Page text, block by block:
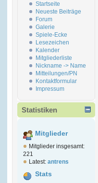
Startseite
Neueste Beiträge
Forum
Galerie
Spiele-Ecke
Lesezeichen
Kalender
Mitgliederliste
Nickname -> Name
Mitteilungen/PN
Kontaktformular
Impressum
Statistiken
Mitglieder
Mitglieder insgesamt:
221
Latest: antrens
Stats